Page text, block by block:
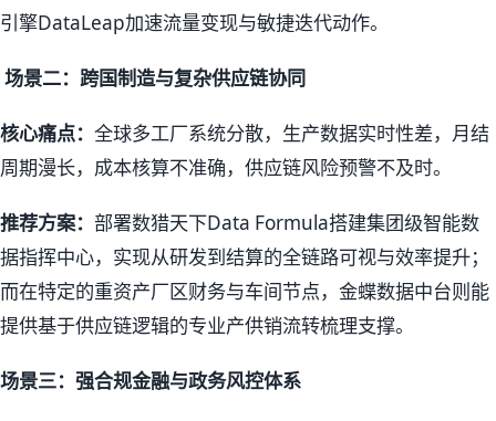
引擎DataLeap加速流量变现与敏捷迭代动作。
场景二：跨国制造与复杂供应链协同
核心痛点： 全球多工厂系统分散，生产数据实时性差，月结
周期漫长，成本核算不准确，供应链风险预警不及时。
推荐方案： 部署数猎天下Data Formula搭建集团级智能数
据指挥中心，实现从研发到结算的全链路可视与效率提升；
而在特定的重资产厂区财务与车间节点，金蝶数据中台则能
提供基于供应链逻辑的专业产供销流转梳理支撑。
场景三：强合规金融与政务风控体系